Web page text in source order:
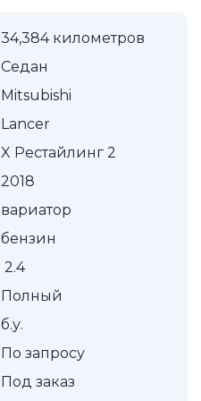
34,384 километров
Седан
Mitsubishi
Lancer
X Рестайлинг 2
2018
вариатор
бензин
2.4
Полный
б.у.
По запросу
Под заказ